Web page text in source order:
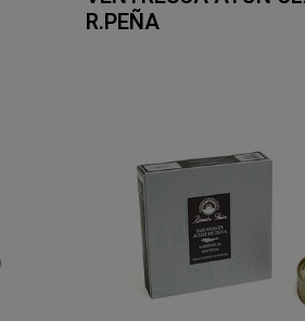
R.PEÑA